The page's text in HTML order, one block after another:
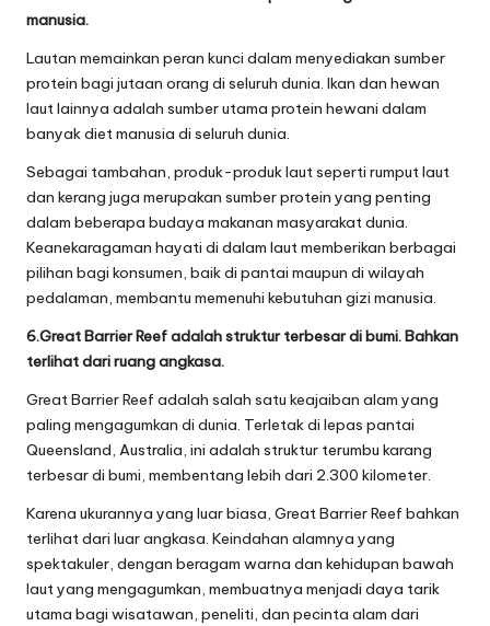
manusia.
Lautan memainkan peran kunci dalam menyediakan sumber
protein bagi jutaan orang di seluruh dunia. Ikan dan hewan
laut lainnya adalah sumber utama protein hewani dalam
banyak diet manusia di seluruh dunia.
Sebagai tambahan, produk-produk laut seperti rumput laut
dan kerang juga merupakan sumber protein yang penting
dalam beberapa budaya makanan masyarakat dunia.
Keanekaragaman hayati di dalam laut memberikan berbagai
pilihan bagi konsumen, baik di pantai maupun di wilayah
pedalaman, membantu memenuhi kebutuhan gizi manusia.
6.Great Barrier Reef adalah struktur terbesar di bumi. Bahkan
terlihat dari ruang angkasa.
Great Barrier Reef adalah salah satu keajaiban alam yang
paling mengagumkan di dunia. Terletak di lepas pantai
Queensland, Australia, ini adalah struktur terumbu karang
terbesar di bumi, membentang lebih dari 2.300 kilometer.
Karena ukurannya yang luar biasa, Great Barrier Reef bahkan
terlihat dari luar angkasa. Keindahan alamnya yang
spektakuler, dengan beragam warna dan kehidupan bawah
laut yang mengagumkan, membuatnya menjadi daya tarik
utama bagi wisatawan, peneliti, dan pecinta alam dari